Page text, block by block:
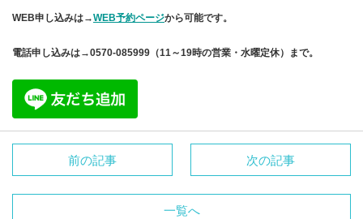
WEB申し込みは→WEB予約ページから可能です。
電話申し込みは→0570-085999（11～19時の営業・水曜定休）まで。
前の記事 次の記事
一覧へ